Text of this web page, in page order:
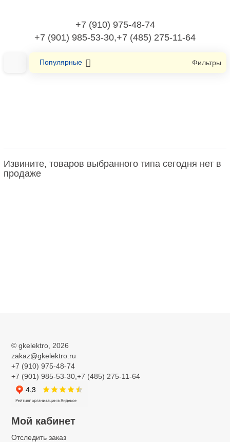
+7 (910) 975-48-74
+7 (901) 985-53-30,+7 (485) 275-11-64
Популярные Фильтры
Устройство плавного пуска
Извините, товаров выбранного типа сегодня нет в
продаже
© gkelektro , 2026
zakaz@gkelektro.ru
+7 (910) 975-48-74
+7 (901) 985-53-30,+7 (485) 275-11-64
Мой кабинет
Отследить заказ